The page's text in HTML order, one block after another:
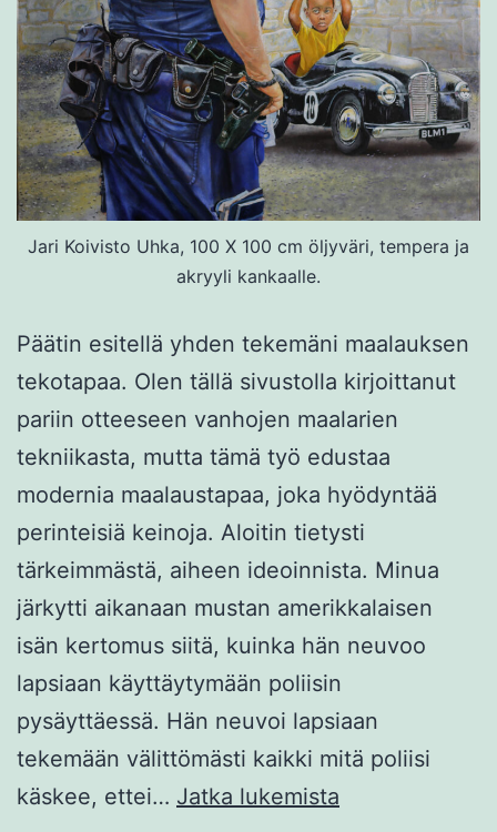
Jari Koivisto Uhka, 100 X 100 cm öljyväri, tempera ja
akryyli kankaalle.
Päätin esitellä yhden tekemäni maalauksen
tekotapaa. Olen tällä sivustolla kirjoittanut
pariin otteeseen vanhojen maalarien
tekniikasta, mutta tämä työ edustaa
modernia maalaustapaa, joka hyödyntää
perinteisiä keinoja. Aloitin tietysti
tärkeimmästä, aiheen ideoinnista. Minua
järkytti aikanaan mustan amerikkalaisen
isän kertomus siitä, kuinka hän neuvoo
lapsiaan käyttäytymään poliisin
pysäyttäessä. Hän neuvoi lapsiaan
tekemään välittömästi kaikki mitä poliisi
käskee, ettei… Jatka lukemista